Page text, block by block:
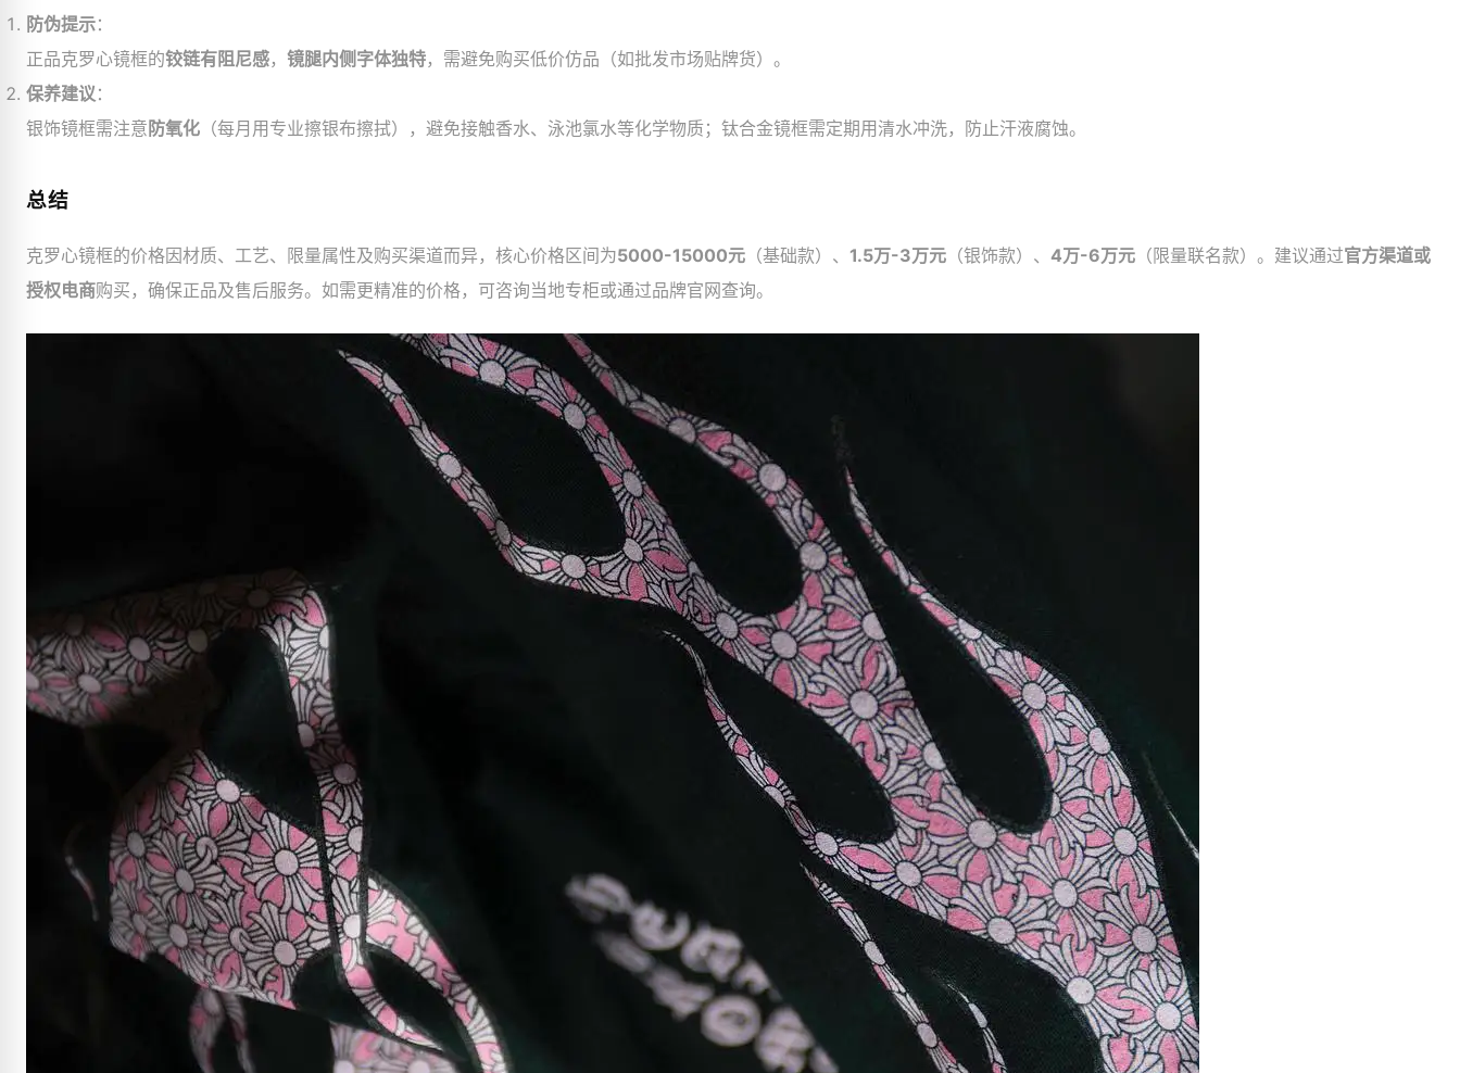
防伪提示：
正品克罗心镜框的铰链有阻尼感， 镜腿内侧字体独特，需避免购买低价仿品（如批发市场贴牌货）。
保养建议 ：
银饰镜框需注意 防氧化 （每月用专业擦银布擦拭），避免接触香水、泳池氯水等化学物质；钛合金镜框需定期用清水冲洗，防止汗液腐蚀。
总结
克罗心镜框的价格因材质、工艺、限量属性及购买渠道而异，核心价格区间为5000-15000元 （基础款）、 1.5万-3万元 （银饰款）、 4万-6万元 （限量联名款）。建议通过官方渠道或
授权电商购买，确保正品及售后服务。如需更精准的价格，可咨询当地专柜或通过品牌官网查询。